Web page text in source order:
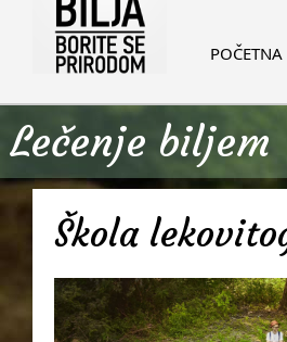
POČETNA
Lečenje biljem
Škola